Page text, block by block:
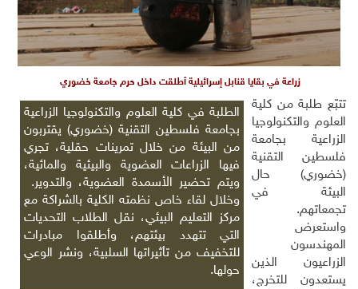
زراعة في بقايا قنابل إسرائيلية أطلقت داخل حرم جامعة خضوري
الطلبة في كلية العلوم والتكنولوجيا الزراعية
بجامعة فلسطين التقنية (خضوري) يقتربون
من البيئة من خلال تمرينات حقلية، تجري
فيها الزراعات العضوية والبيئية والمائية،
ويتم تحضير الأسمدة العضوية، والتدوير.
وخلال لقاء خاص نظمته الكلية بالشراكة مع
مركز التعليم البيئي، نقل الطلاب التحديات
التي تتهدد بيئتهم، وأطلقوا مبادرات
للتخفيف من تأثيراتها السلبية، ونشر الوعي
حولها.
تتبّع طلبة من كلية
العلوم والتكنولوجيا
الزراعية بجامعة
فلسطين التقنية
(خضوري) حال
البيئة في
تجمعاتهم.
واستعرض
المهندسون
الزراعيون الذين
يستعدون للتخرج،